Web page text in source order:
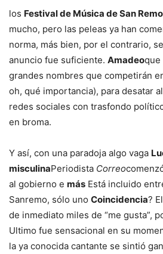
los Festival de Música de San
mucho, pero las peleas ya han
norma, más bien, por el contrario,
anuncio fue suficiente. Amadeoque
grandes nombres que competirán
oh, qué importancia), para desatar
redes sociales con trasfondo
en broma.
Y así, con una paradoja algo vaga
misculinaPeriodista Correo
al gobierno e más Está incluido
Sanremo, sólo uno Coincidencia?
de inmediato miles de “me gusta”,
Ultimo fue sensacional en su
la ya conocida cantante se sintió